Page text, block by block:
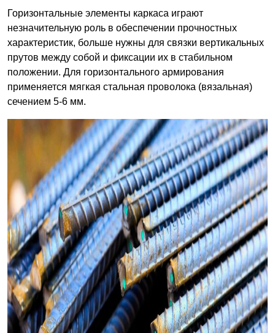
Горизонтальные элементы каркаса играют
незначительную роль в обеспечении прочностных
характеристик, больше нужны для связки вертикальных
прутов между собой и фиксации их в стабильном
положении. Для горизонтального армирования
применяется мягкая стальная проволока (вязальная)
сечением 5-6 мм.